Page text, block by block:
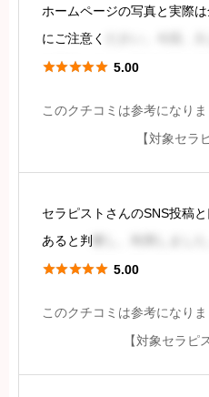
続きを見る
ホームページの写真と実際
にご注意く
を報告します。予約方法や
ウェーブのトリプル+CCを選
続きを見る
 5.00
このクチコミは参考になりま
【対象セラ
セラピストさんのSNS投稿
あると判
したが、現在は落ち着いてい
まず、スタイルと容姿につ
写真の通り、モデル体型で
 5.00
このクチコミは参考になりま
【対象セラピ